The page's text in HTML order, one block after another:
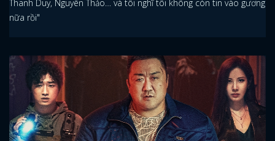
Thanh Duy, Nguyên Thảo… và tôi nghĩ tôi không còn tin vào gương
nữa rồi"